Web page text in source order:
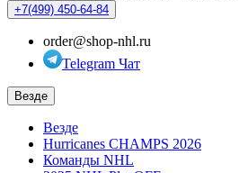
+7(499) 450-64-84
order@shop-nhl.ru
Telegram Чат
Везде
Везде
Hurricanes CHAMPS 2026
Команды NHL